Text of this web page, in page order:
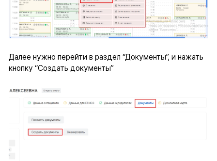
Далее нужно перейти в раздел “Документы”, и нажать
кнопку “Создать документы”